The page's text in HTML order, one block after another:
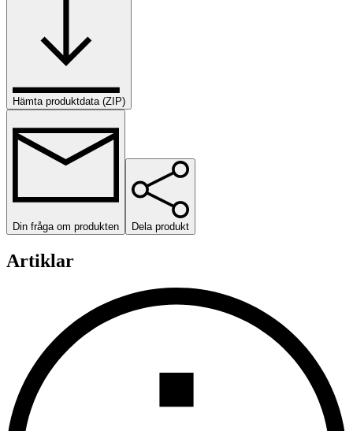
Hämta produktdata (ZIP)
Din fråga om produkten Dela produkt
Artiklar